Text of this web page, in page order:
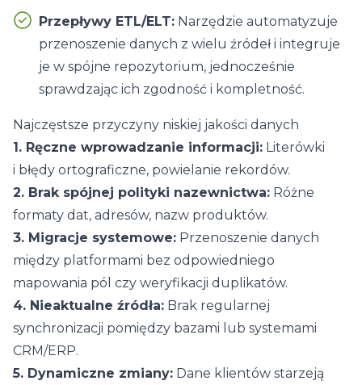
Przepływy ETL/ELT: Narzędzie automatyzuje
przenoszenie danych z wielu źródeł i integruje
je w spójne repozytorium, jednocześnie
sprawdzając ich zgodność i kompletność.
Najczęstsze przyczyny niskiej jakości danych
1. Ręczne wprowadzanie informacji: Literówki
i błędy ortograficzne, powielanie rekordów.
2. Brak spójnej polityki nazewnictwa: Różne
formaty dat, adresów, nazw produktów.
3. Migracje systemowe: Przenoszenie danych
między platformami bez odpowiedniego
mapowania pól czy weryfikacji duplikatów.
4. Nieaktualne źródła: Brak regularnej
synchronizacji pomiędzy bazami lub systemami
CRM/ERP.
5. Dynamiczne zmiany: Dane klientów starzeją